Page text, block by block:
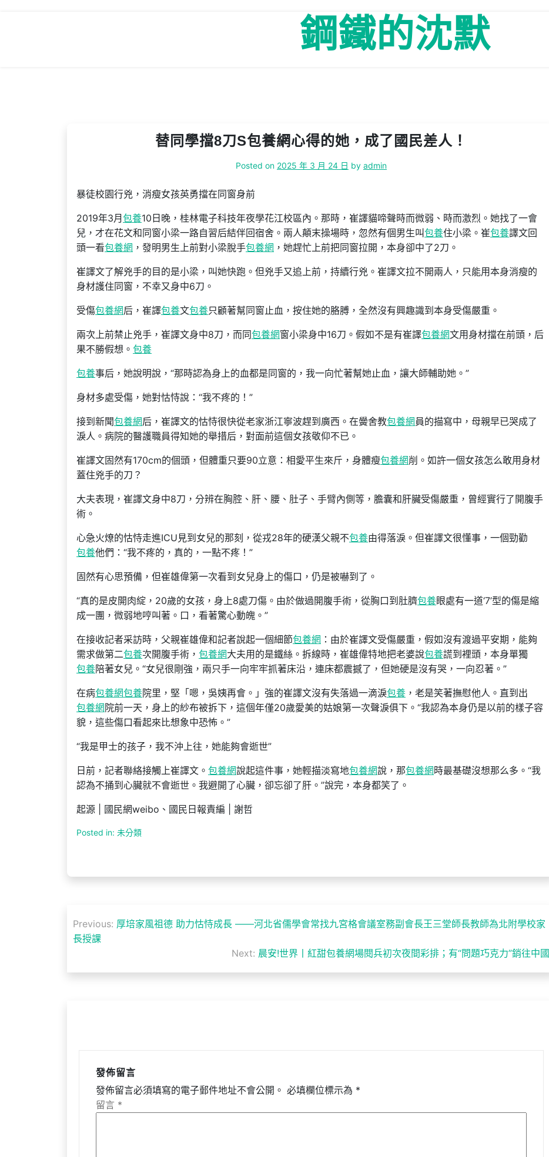
鋼鐵的沈默
替同學擋8刀S包養網心得的她，成了國民差人！
Posted on 2025 年 3 月 24 日 by admin
暴徒校園行兇，消瘦女孩英勇擋在同窗身前
2019年3月 包養10日晚，桂林電子科技年夜學花江校區內。那時，崔譯貓啼聲時而微弱、時而激烈。她找了一會
兒，才在花文和同窗小梁一路自習后結伴回宿舍。兩人顛末操場時，忽然有個男生叫包養住小梁。崔包養譯文回
頭一看包養網 ，發明男生上前對小梁脫手包養網 ，她趕忙上前把同窗拉開，本身卻中了2刀。
崔譯文了解兇手的目的是小梁，叫她快跑。但兇手又追上前，持續行兇。崔譯文拉不開兩人，只能用本身消瘦的
身材護住同窗，不幸又身中6刀。
受傷包養網后，崔譯包養文包養只顧著幫同窗止血，按住她的胳膊，全然沒有興趣識到本身受傷嚴重。
兩次上前禁止兇手，崔譯文身中8刀，而同包養網窗小梁身中16刀。假如不是有崔譯包養網文用身材擋在前頭，后
果不勝假想。 包養
包養事后，她說明說，“那時認為身上的血都是同窗的，我一向忙著幫她止血，讓大師輔助她。”
身材多處受傷，她對怙恃說：“我不疼的！”
接到新聞包養網后，崔譯文的怙恃很快從老家浙江寧波趕到廣西。在黌舍教包養網 員的描寫中，母親早已哭成了
淚人。病院的醫護職員得知她的舉措后，對面前這個女孩敬仰不已。
崔譯文固然有170cm的個頭，但體重只要90立意：相愛平生來斤，身體瘦包養網削。如許一個女孩怎么敢用身材
蓋住兇手的刀？
大夫表現，崔譯文身中8刀，分辨在胸腔、肝、腰、肚子、手臂內側等，膽囊和肝臟受傷嚴重，曾經實行了開腹手
術。
心急火燎的怙恃走進ICU見到女兒的那刻，從戎28年的硬漢父親不包養由得落淚。但崔譯文很懂事，一個勁勸
包養他們：“我不疼的，真的，一點不疼！”
固然有心思預備，但崔雄偉第一次看到女兒身上的傷口，仍是被嚇到了。
“真的是皮開肉綻，20歲的女孩，身上8處刀傷。由於做過開腹手術，從胸口到肚臍包養眼處有一道‘7’型的傷是縮
成一團，微弱地哼叫著。口，看著驚心動魄。”
在接收記者采訪時，父親崔雄偉和記者說起一個細節包養網 ：由於崔譯文受傷嚴重，假如沒有渡過平安期，能夠
需求做第二包養次開腹手術， 包養網大夫用的是鐵絲。拆線時，崔雄偉特地把老婆說包養謊到裡頭，本身單獨
包養陪著女兒。“女兒很剛強，兩只手一向牢牢抓著床沿，連床都震撼了，但她硬是沒有哭，一向忍著。”
在病包養網包養院里，堅「嗯，吳姨再會。」強的崔譯文沒有失落過一滴淚包養 ，老是笑著撫慰他人。直到出
包養網 院前一天，身上的紗布被拆下，這個年僅20歲愛美的姑娘第一次聲淚俱下。“我認為本身仍是以前的樣子容
貌，這些傷口看起來比想象中恐怖。”
“我是甲士的孩子，我不沖上往，她能夠會逝世”
日前，記者聯絡接觸上崔譯文。 包養網說起這件事，她輕描淡寫地包養網說，那包養網 時最基礎沒想那么多。“我
認為不捅到心臟就不會逝世。我避開了心臟，卻忘卻了肝。”說完，本身都笑了。
起源 | 國民網weibo、國民日報責編 | 謝哲
Posted in: 未分類
文
章
覽
Previous: 厚培家風祖德 助力怙恃成長 ——河北省儒學會常找九宮格會議室務副會長王三堂師長教師為北附學校家
長授課
Next: 晨安!世界丨紅甜包養網場閱兵初次夜間彩排；有“問題巧克力”銷往中國
發佈留言
發佈留言必須填寫的電子郵件地址不會公開。 必填欄位標示為 *
留言 *